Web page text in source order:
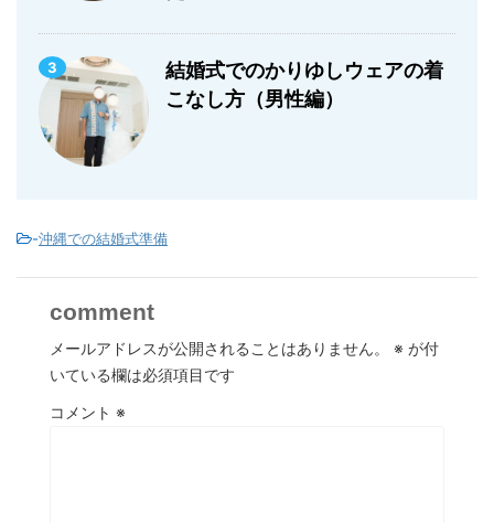
3
結婚式でのかりゆしウェアの着
こなし方（男性編）
-沖縄での結婚式準備
comment
メールアドレスが公開されることはありません。 ※ が付
いている欄は必須項目です
コメント ※